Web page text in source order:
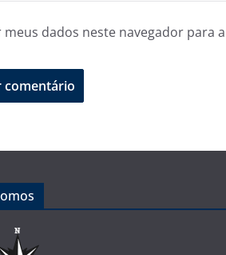
meus dados neste navegador para